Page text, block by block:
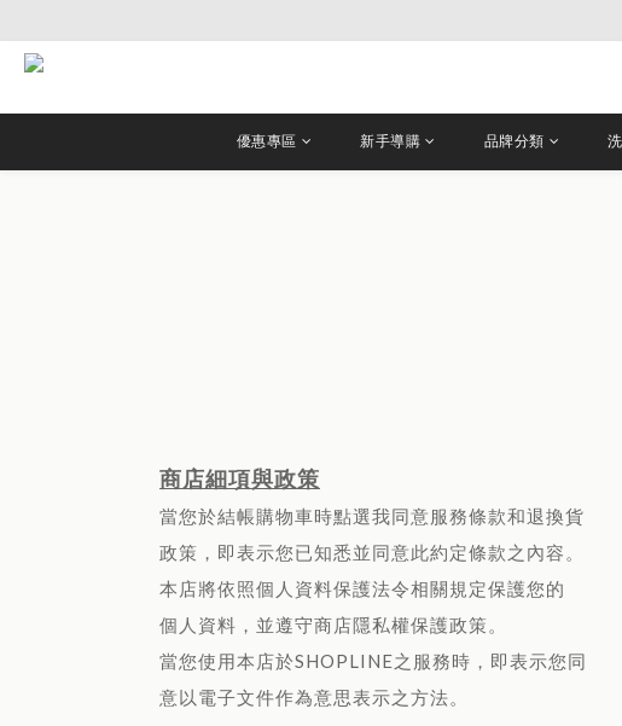
優惠專區 新手導購 品牌分類
商店細項與政策
當您於結帳購物車時點選我同意服務條款和退換貨
政策 ，即表示您已知悉並同意此約定條款之內容。
本店將依照個人資料保護法令相關規定保護您的
個人資料，並遵守商店隱私權保護政策。
當您使用本店於SHOPLINE之服務時，即表示您同
意以電子文件作為意思表示之方法。